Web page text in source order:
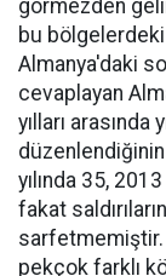
görmezden
bu
Almanya'daki
cevaplayan
yılları arasında
yılında 35,
fakat
sarfetmemiştir.
pekçok farklı